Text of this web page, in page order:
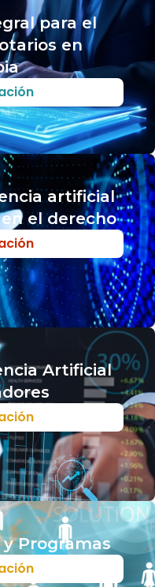
para el
en
artificial
el derecho
Artificial
Programas